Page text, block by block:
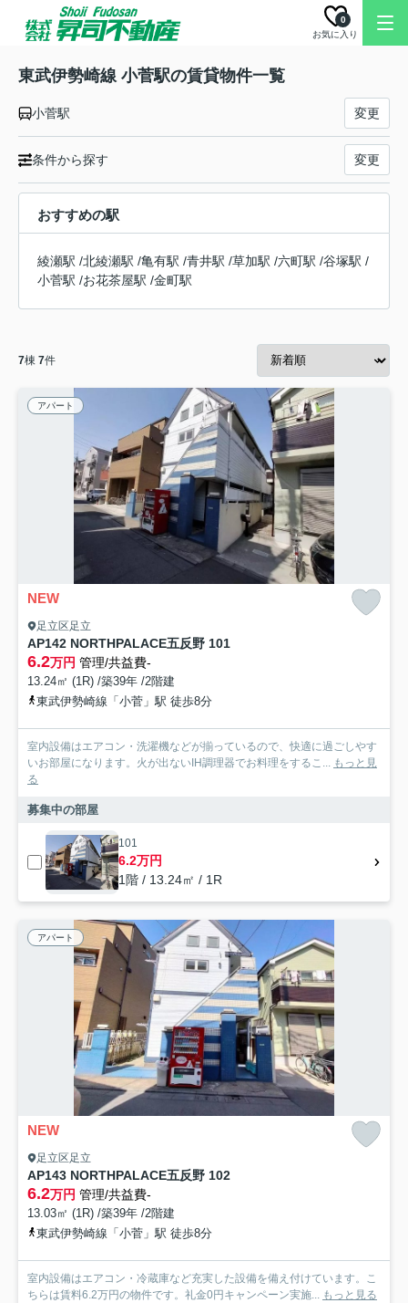
お気に入り
0
東武伊勢崎線 小菅駅の賃貸物件一覧
小菅駅 変更
条件から探す 変更
おすすめの駅
綾瀬駅 /北綾瀬駅 /亀有駅 /青井駅 /草加駅 /六町駅 /谷塚駅 /
小菅駅 /お花茶屋駅 /金町駅
7棟 7件
アパート
NEW
足立区足立
AP142 NORTHPALACE五反野 101
6.2万円 管理/共益費-
13.24㎡ (1R) /築39年 /2階建
東武伊勢崎線「小菅」駅 徒歩8分
室内設備はエアコン・洗濯機などが揃っているので、快適に過ごしやす
いお部屋になります。火が出ないIH調理器でお料理をするこ... もっと見
る
募集中の部屋
101
6.2万円
1階 / 13.24㎡ / 1R
アパート
NEW
足立区足立
AP143 NORTHPALACE五反野 102
6.2万円 管理/共益費-
13.03㎡ (1R) /築39年 /2階建
東武伊勢崎線「小菅」駅 徒歩8分
室内設備はエアコン・冷蔵庫など充実した設備を備え付けています。こ
ちらは賃料6.2万円の物件です。礼金0円キャンペーン実施... もっと見る